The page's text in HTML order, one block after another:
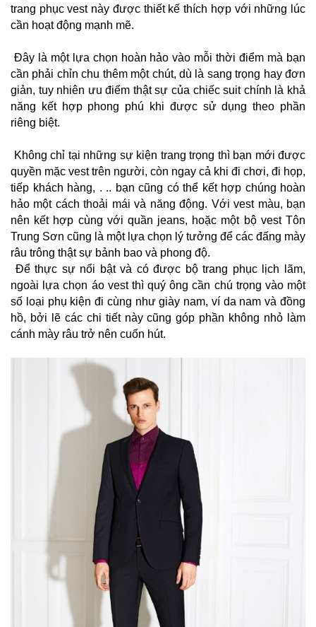
trang phục vest này được thiết kế thích hợp với những lúc
cần hoạt động mạnh mẽ.
Đây là một lựa chọn hoàn hảo vào mỗi thời điểm mà bạn
cần phải chỉn chu thêm một chút, dù là sang trọng hay đơn
giản, tuy nhiên ưu điểm thật sự của chiếc suit chính là khả
năng kết hợp phong phú khi được sử dụng theo phần
riêng biệt.
Không chỉ tại những sự kiện trang trọng thì bạn mới được
quyền mặc vest trên người, còn ngay cả khi đi chơi, đi họp,
tiếp khách hàng, . .. bạn cũng có thể kết hợp chúng hoàn
hảo một cách thoải mái và năng động. Với vest màu, bạn
nên kết hợp cùng với quần jeans, hoặc một bộ vest Tôn
Trung Sơn cũng là một lựa chọn lý tưởng để các đấng mày
râu trông thật sự bảnh bao và phong độ.
Để thực sự nổi bật và có được bộ trang phục lịch lãm,
ngoài lựa chọn áo vest thì quý ông cần chú trọng vào một
số loại phụ kiện đi cùng như giày nam, ví da nam và đồng
hồ, bởi lẽ các chi tiết này cũng góp phần không nhỏ làm
cánh mày râu trở nên cuốn hút.